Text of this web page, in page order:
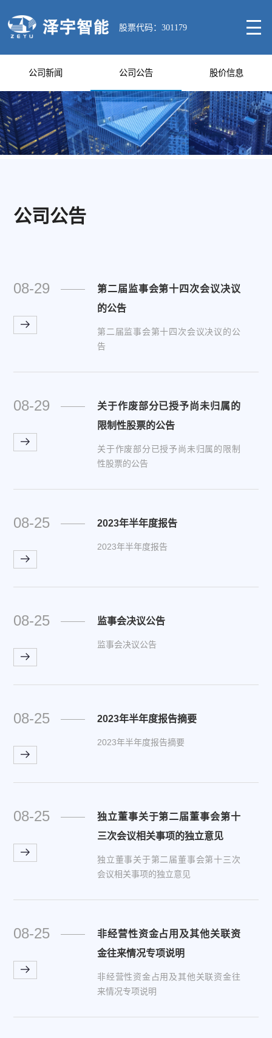
股票代码：301179
公司新闻 公司公告 股价信息
公司公告
08-29
第二届监事会第十四次会议决议
的公告
第二届监事会第十四次会议决议的公
告
08-29
关于作废部分已授予尚未归属的
限制性股票的公告
关于作废部分已授予尚未归属的限制
性股票的公告
08-25 2023年半年度报告
2023年半年度报告
08-25 监事会决议公告
监事会决议公告
08-25 2023年半年度报告摘要
2023年半年度报告摘要
08-25
独立董事关于第二届董事会第十
三次会议相关事项的独立意见
独立董事关于第二届董事会第十三次
会议相关事项的独立意见
08-25
非经营性资金占用及其他关联资
金往来情况专项说明
非经营性资金占用及其他关联资金往
来情况专项说明